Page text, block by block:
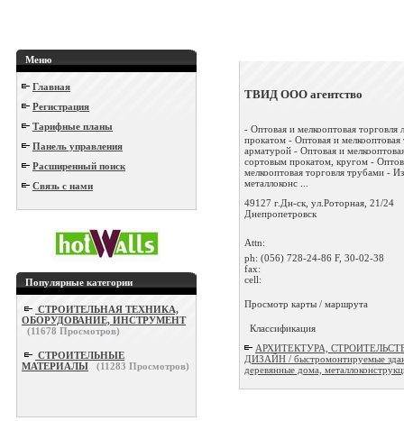
Меню
Главная
Регистрация
Тарифные планы
Панель управления
Расширенный поиск
Связь с нами
Популярные категории
СТРОИТЕЛЬНАЯ ТЕХНИКА,
ОБОРУДОВАНИЕ, ИНСТРУМЕНТ
(11678 Просмотров)
СТРОИТЕЛЬНЫЕ
МАТЕРИАЛЫ
(11283 Просмотров)
ТВИД ООО агентство
- Оптовая и мелкооптовая торговля
прокатом - Оптовая и мелкооптовая
арматурой - Оптовая и
сортовым прокатом, кругом -
мелкооптовая торговля трубами -
металлоконс ...
49127 г.Дн-ск, ул.Роторная, 21/24
Днепропетровск
Attn:
ph: (056) 728-24-86 F, 30-02-38
fax:
cell:
Просмотр карты / маршрута
Классификация
АРХИТЕКТУРА,
ДИЗАЙН / быстромонтируемые
деревянные дома,